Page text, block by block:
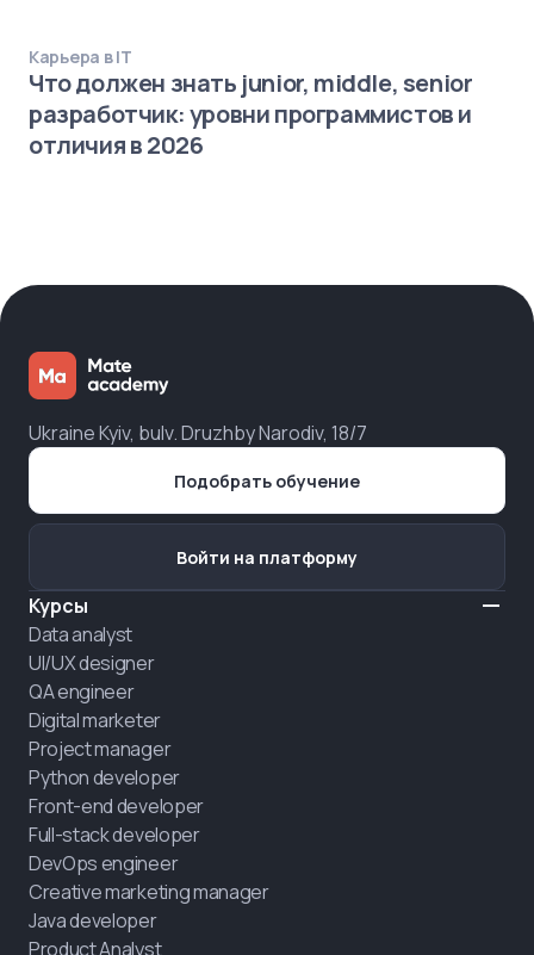
Карьера в IT
Что должен знать junior, middle, senior
разработчик: уровни программистов и
отличия в 2026
Ukraine Kyiv, bulv. Druzhby Narodiv, 18/7
Курсы
Data analyst
UI/UX designer
QA engineer
Digital marketer
Project manager
Python developer
Front-end developer
Full-stack developer
DevOps engineer
Creative marketing manager
Java developer
Product Analyst
Подобрать обучение
Войти на платформу